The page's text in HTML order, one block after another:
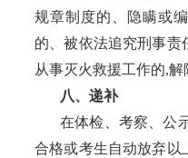
规章制度的、隐瞒或
的、被依法追究刑事责
从事灭火救援工作的,解
八、递补
在体检、考察、公
合格或考生自动放弃以